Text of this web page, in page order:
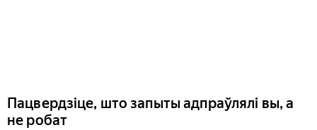
Пацвердзіце, што запыты адпраўлялі вы, а
не робат